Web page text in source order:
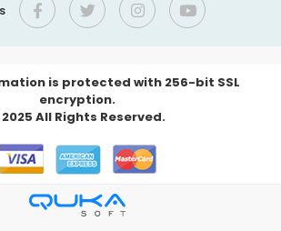
is protected with 256-bit SSL
encryption.
All Rights Reserved.